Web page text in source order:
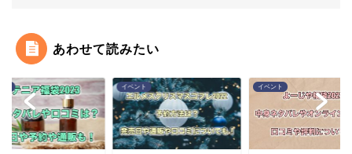
あわせて読みたい
イベント イベント